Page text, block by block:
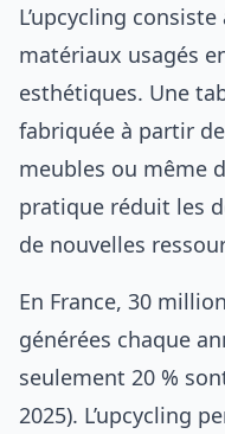
L’upcycling
matériaux usagés
esthétiques. Une
fabriquée à partir
meubles ou même
pratique réduit les
de nouvelles
En France, 30
générées chaque
seulement 20 %
2025). L’upcycling